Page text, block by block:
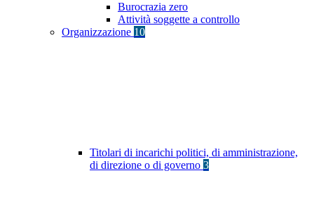
Burocrazia zero
Attività soggette a controllo
Organizzazione 10
Titolari di incarichi politici, di amministrazione,
di direzione o di governo 3